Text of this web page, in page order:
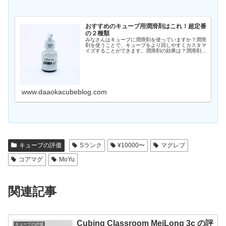
おすすめのキューブ用潤滑剤はこれ！超定番
の２種類
みなさんはキューブに潤滑剤を使っていますか？潤滑
剤を使うことで、キューブをより回しやすくカスタマ
イズすることができます。潤滑剤の効果は？潤滑剤を
www.daaokacubeblog.com
キューブの評価 Sランク ¥10000〜
マグレブ
コアマグ
MoYu
関連記事
キューブの評価 Cubing Classroom MeiLong 3c の評